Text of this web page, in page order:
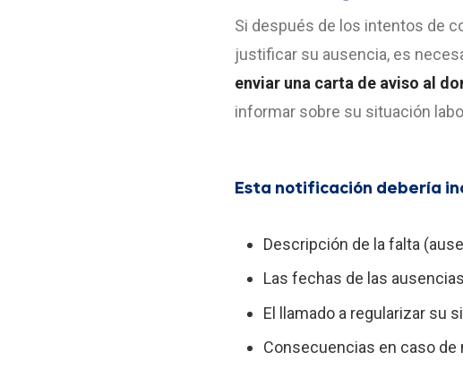
Si después de los intentos de
justificar su ausencia, es
enviar una carta de aviso al
informar sobre su situación
Esta notificación debería
Descripción de la falta
Las fechas de las
El llamado a regularizar su
Consecuencias en caso de